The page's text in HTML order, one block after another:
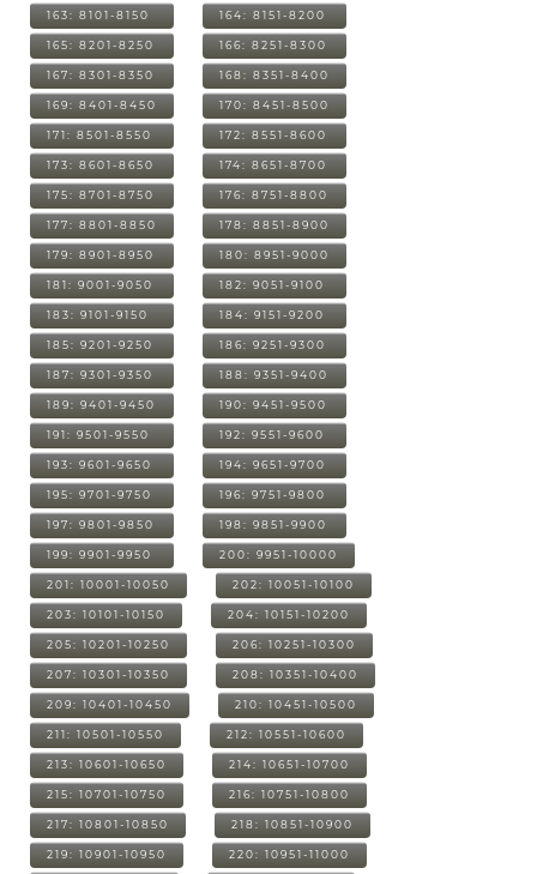
163: 8101-8150 164: 8151-8200
165: 8201-8250 166: 8251-8300
167: 8301-8350 168: 8351-8400
169: 8401-8450 170: 8451-8500
171: 8501-8550 172: 8551-8600
173: 8601-8650 174: 8651-8700
175: 8701-8750 176: 8751-8800
177: 8801-8850 178: 8851-8900
179: 8901-8950 180: 8951-9000
181: 9001-9050 182: 9051-9100
183: 9101-9150 184: 9151-9200
185: 9201-9250 186: 9251-9300
187: 9301-9350 188: 9351-9400
189: 9401-9450 190: 9451-9500
191: 9501-9550 192: 9551-9600
193: 9601-9650 194: 9651-9700
195: 9701-9750 196: 9751-9800
197: 9801-9850 198: 9851-9900
199: 9901-9950 200: 9951-10000
201: 10001-10050 202: 10051-10100
203: 10101-10150 204: 10151-10200
205: 10201-10250 206: 10251-10300
207: 10301-10350 208: 10351-10400
209: 10401-10450 210: 10451-10500
211: 10501-10550 212: 10551-10600
213: 10601-10650 214: 10651-10700
215: 10701-10750 216: 10751-10800
217: 10801-10850 218: 10851-10900
219: 10901-10950 220: 10951-11000